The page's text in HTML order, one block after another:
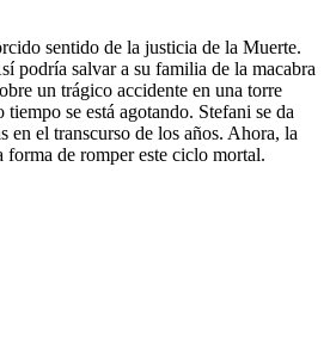
sentido de la justicia de la Muerte.
podría salvar a su familia de la macabra
un trágico accidente en una torre
se está agotando. Stefani se da
en el transcurso de los años. Ahora, la
forma de romper este ciclo mortal.